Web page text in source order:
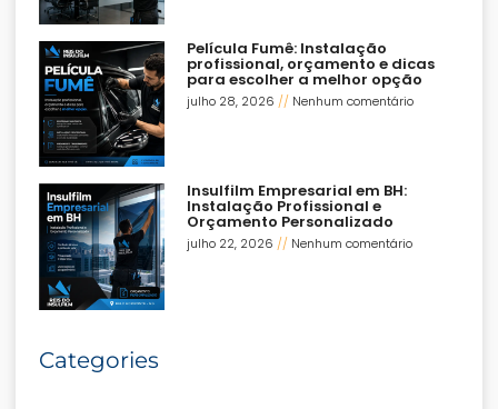
Película Fumê: Instalação
profissional, orçamento e dicas
para escolher a melhor opção
julho 28, 2026 Nenhum comentário
Insulfilm Empresarial em BH:
Instalação Profissional e
Orçamento Personalizado
julho 22, 2026 Nenhum comentário
Categories